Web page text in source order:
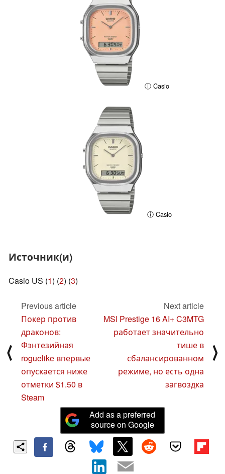
ⓘ Casio
ⓘ Casio
Источник(и)
Casio US (1) (2) (3)
⟨
Previous article
Покер против
драконов:
Фэнтезийная
roguelike впервые
опускается ниже
отметки $1.50 в
Steam
Next article
MSI Prestige 16 AI+ C3MTG
работает значительно
тише в
сбалансированном
режиме, но есть одна
загвоздка
⟩
Add as a preferred
source on Google